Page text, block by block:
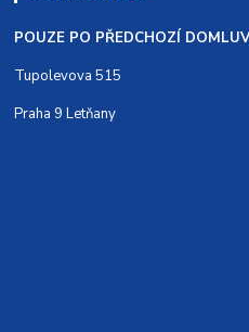
POUZE PO PŘEDCHOZÍ
Tupolevova 515
Praha 9 Letňany